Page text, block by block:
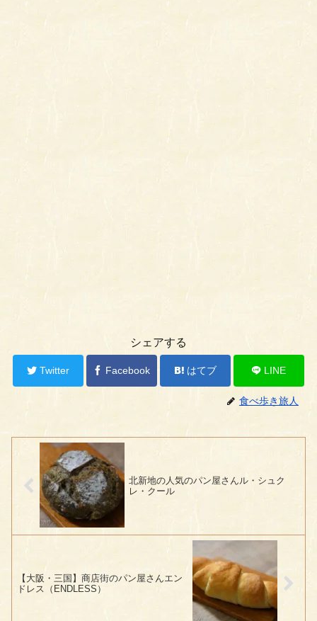
シェアする
Twitter Facebook はてブ LINE
食べ歩き旅人
北新地の人気のパン屋さんル・シュク
レ・クール
【大阪・三国】商店街のパン屋さんエン
ドレス（ENDLESS）